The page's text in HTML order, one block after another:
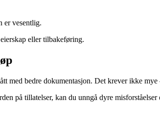
er vesentlig.
eller tilbakeføring.
med bedre dokumentasjon. Det krever ikke
på tillatelser, kan du unngå dyre